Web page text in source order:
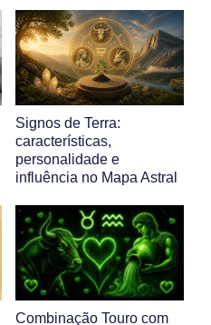
Signos de Terra:
características,
personalidade e
influência no Mapa Astral
Combinação Touro com